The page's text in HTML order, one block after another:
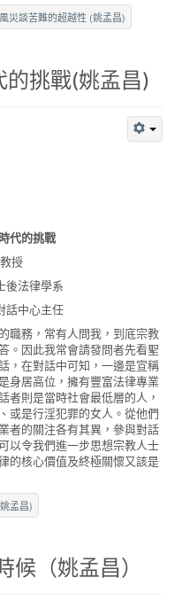
災談苦難的超越性 (姚孟昌)
的挑戰(姚孟昌)
代的挑戰
教授
後法律學系
話中心主任
職務，常有人問我，到底宗教
。因此我常會請發問者先看聖
，在對話中可知，一邊是宣稱
身居高位，擁有豐富法律專業
者則是當時社會最低層的人，
或是行淫犯罪的女人。從他們
者的關注各有其異，參與對話
以令我們進一步思想宗教人士
的核心價值及終極關懷又該是
孟昌)
候（姚孟昌）